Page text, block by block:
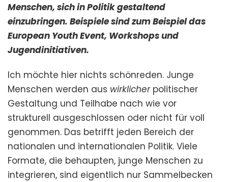
Menschen, sich in Politik gestaltend
einzubringen. Beispiele sind zum Beispiel das
European Youth Event, Workshops und
Jugendinitiativen.
Ich möchte hier nichts schönreden. Junge
Menschen werden aus wirklicher politischer
Gestaltung und Teilhabe nach wie vor
strukturell ausgeschlossen oder nicht für voll
genommen. Das betrifft jeden Bereich der
nationalen und internationalen Politik. Viele
Formate, die behaupten, junge Menschen zu
integrieren, sind eigentlich nur Sammelbecken